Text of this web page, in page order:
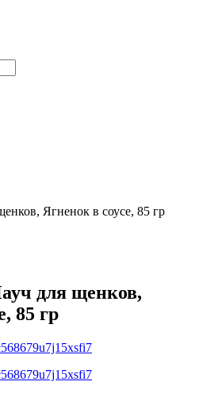
Ягненок в соусе, 85 гр
для щенков,
85 гр